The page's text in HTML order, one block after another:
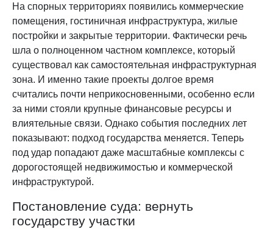
На спорных территориях появились коммерческие
помещения, гостиничная инфраструктура, жилые
постройки и закрытые территории. Фактически речь
шла о полноценном частном комплексе, который
существовал как самостоятельная инфраструктурная
зона. И именно такие проекты долгое время
считались почти неприкосновенными, особенно если
за ними стояли крупные финансовые ресурсы и
влиятельные связи. Однако события последних лет
показывают: подход государства меняется. Теперь
под удар попадают даже масштабные комплексы с
дорогостоящей недвижимостью и коммерческой
инфраструктурой.
Постановление суда: вернуть
государству участки